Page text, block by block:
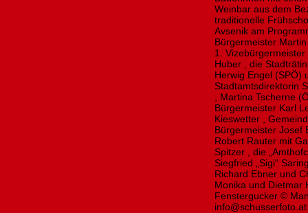
Weinbar aus dem
traditionelle
Avsenik am
Bürgermeister
1.
Huber , die
Herwig Engel (SPÖ)
Stadtamtsdirektorin
, Martina Tscherne
Bürgermeister Karl
Kieswetter ,
Bürgermeister Josef
Robert Rauter mit
Spitzer , die
Siegfried „Sigi“
Richard Ebner und
Monika und Dietmar
Fenstergucker ©